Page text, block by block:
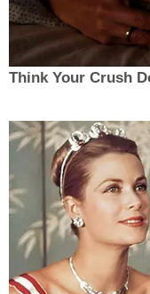
Think Your Crush